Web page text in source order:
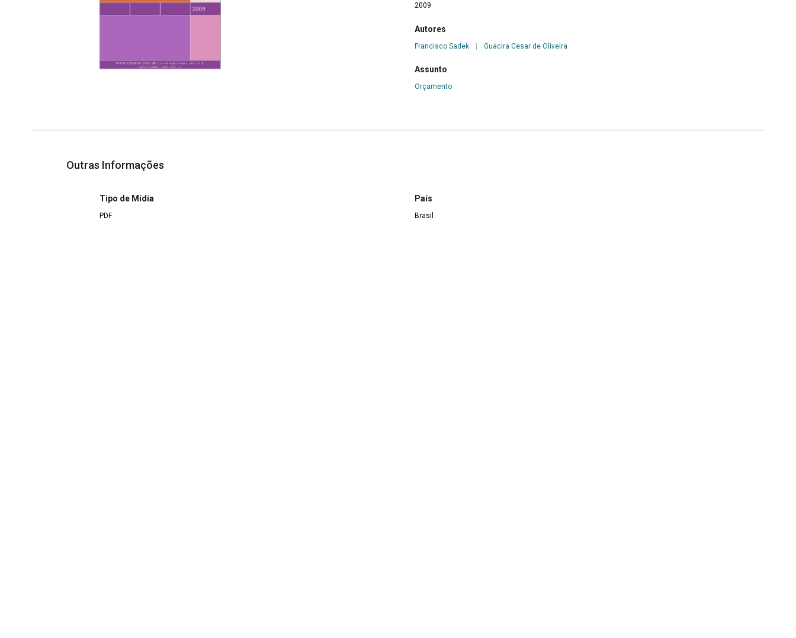
2009
Autores
Francisco Sadek | Guacira Cesar de Oliveira
Assunto
Orçamento
Outras Informações
Tipo de Mídia
PDF
País
Brasil